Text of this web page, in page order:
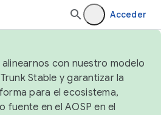
Acceder
con nuestro modelo
Stable y garantizar la
para el ecosistema,
fuente en el AOSP en el